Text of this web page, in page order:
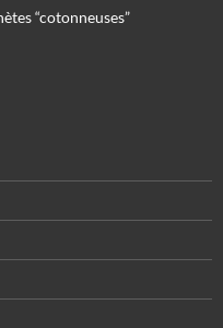
“cotonneuses”